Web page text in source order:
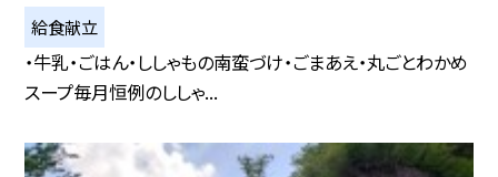
給食献立
・牛乳・ごはん・ししゃもの南蛮づけ・ごまあえ・丸ごとわかめ
スープ毎月恒例のししゃ...